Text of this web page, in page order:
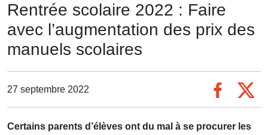
Rentrée scolaire 2022 : Faire
avec l’augmentation des prix des
manuels scolaires
27 septembre 2022
Certains parents d’élèves ont du mal à se procurer les